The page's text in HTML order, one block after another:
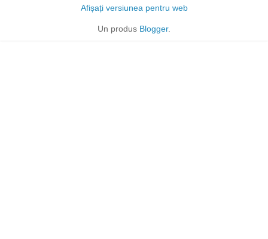
Afișați versiunea pentru web
Un produs Blogger.